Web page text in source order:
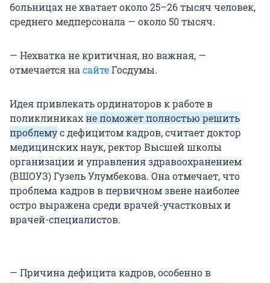
больницах не хватает около 25–26 тысяч человек,
среднего медперсонала — около 50 тысяч.
— Нехватка не критичная, но важная, —
отмечается насайтеГосдумы.
Идея привлекать ординаторов к работе в
поликлиникахне поможет полностью решить
проблемус дефицитом кадров, считает доктор
медицинских наук, ректор Высшей школы
организации и управления здравоохранением
(ВШОУЗ) Гузель Улумбекова. Она отмечает, что
проблема кадров в первичном звене наиболее
остро выражена среди врачей-участковых и
врачей-специалистов.
— Причина дефицита кадров, особенно в